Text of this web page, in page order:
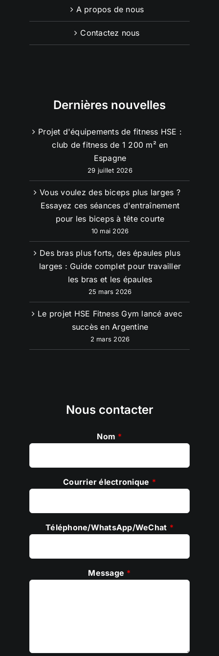
A propos de nous
Contactez nous
Dernières nouvelles
Projet d'équipements de fitness HSE :
club de fitness de 1 200 m² en
Espagne
29 juillet 2026
Vous voulez des biceps plus larges ?
Essayez ces séances d'entraînement
pour les biceps à tête courte
10 mai 2026
Des bras plus forts, des épaules plus
larges : Guide complet pour travailler
les bras et les épaules
25 mars 2026
Le projet HSE Fitness Gym lancé avec
succès en Argentine
2 mars 2026
Nous contacter
Nom *
Courrier électronique *
Téléphone/WhatsApp/WeChat *
Message *